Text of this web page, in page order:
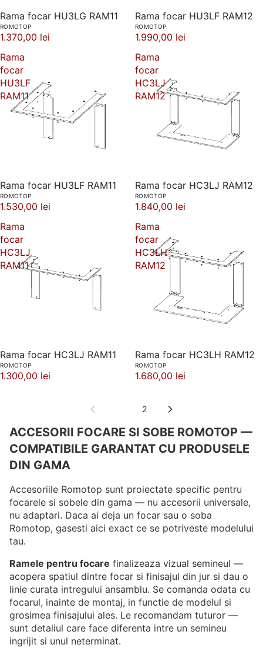
Rama focar HU3LG RAM11
ROMOTOP
1.370,00 lei
Rama focar HU3LF RAM12
ROMOTOP
1.990,00 lei
Rama
focar
HU3LF
RAM11
Rama focar HU3LF RAM11
ROMOTOP
1.530,00 lei
Rama
focar
HC3LJ
RAM12
Rama focar HC3LJ RAM12
ROMOTOP
1.840,00 lei
Rama
focar
HC3LJ
RAM11
Rama focar HC3LJ RAM11
ROMOTOP
1.300,00 lei
Rama
focar
HC3LH
RAM12
Rama focar HC3LH RAM12
ROMOTOP
1.680,00 lei
2
ACCESORII FOCARE SI SOBE ROMOTOP —
COMPATIBILE GARANTAT CU PRODUSELE
DIN GAMA
Accesoriile Romotop sunt proiectate specific pentru
focarele si sobele din gama — nu accesorii universale,
nu adaptari. Daca ai deja un focar sau o soba
Romotop, gasesti aici exact ce se potriveste modelului
tau.
Ramele pentru focare finalizeaza vizual semineul —
acopera spatiul dintre focar si finisajul din jur si dau o
linie curata intregului ansamblu. Se comanda odata cu
focarul, inainte de montaj, in functie de modelul si
grosimea finisajului ales. Le recomandam tuturor —
sunt detaliul care face diferenta intre un semineu
ingrijit si unul neterminat.